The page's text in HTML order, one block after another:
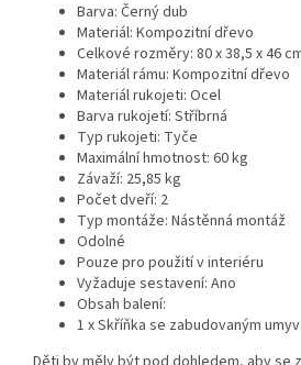
Barva: Černý dub
Materiál: Kompozitní dřevo
Celkové rozměry: 80 x 38,5 x 46
Materiál rámu: Kompozitní dřevo
Materiál rukojeti: Ocel
Barva rukojetí: Stříbrná
Typ rukojeti: Tyče
Maximální hmotnost: 60 kg
Závaží: 25,85 kg
Počet dveří: 2
Typ montáže: Nástěnná montáž
Odolné
Pouze pro použití v interiéru
Vyžaduje sestavení: Ano
Obsah balení:
1 x Skříňka se zabudovaným